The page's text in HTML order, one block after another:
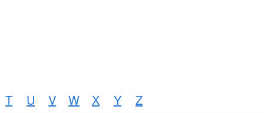
T U V W X Y Z